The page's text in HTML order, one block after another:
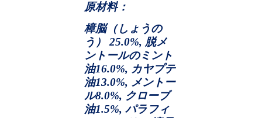
原材料：
樟脳（しょうの
う）
25.0%, 脱メ
ントールのミント
油16.0%, カヤプテ
油13.0%, メントー
ル8.0%, クローブ
油1.5%, パラフィ